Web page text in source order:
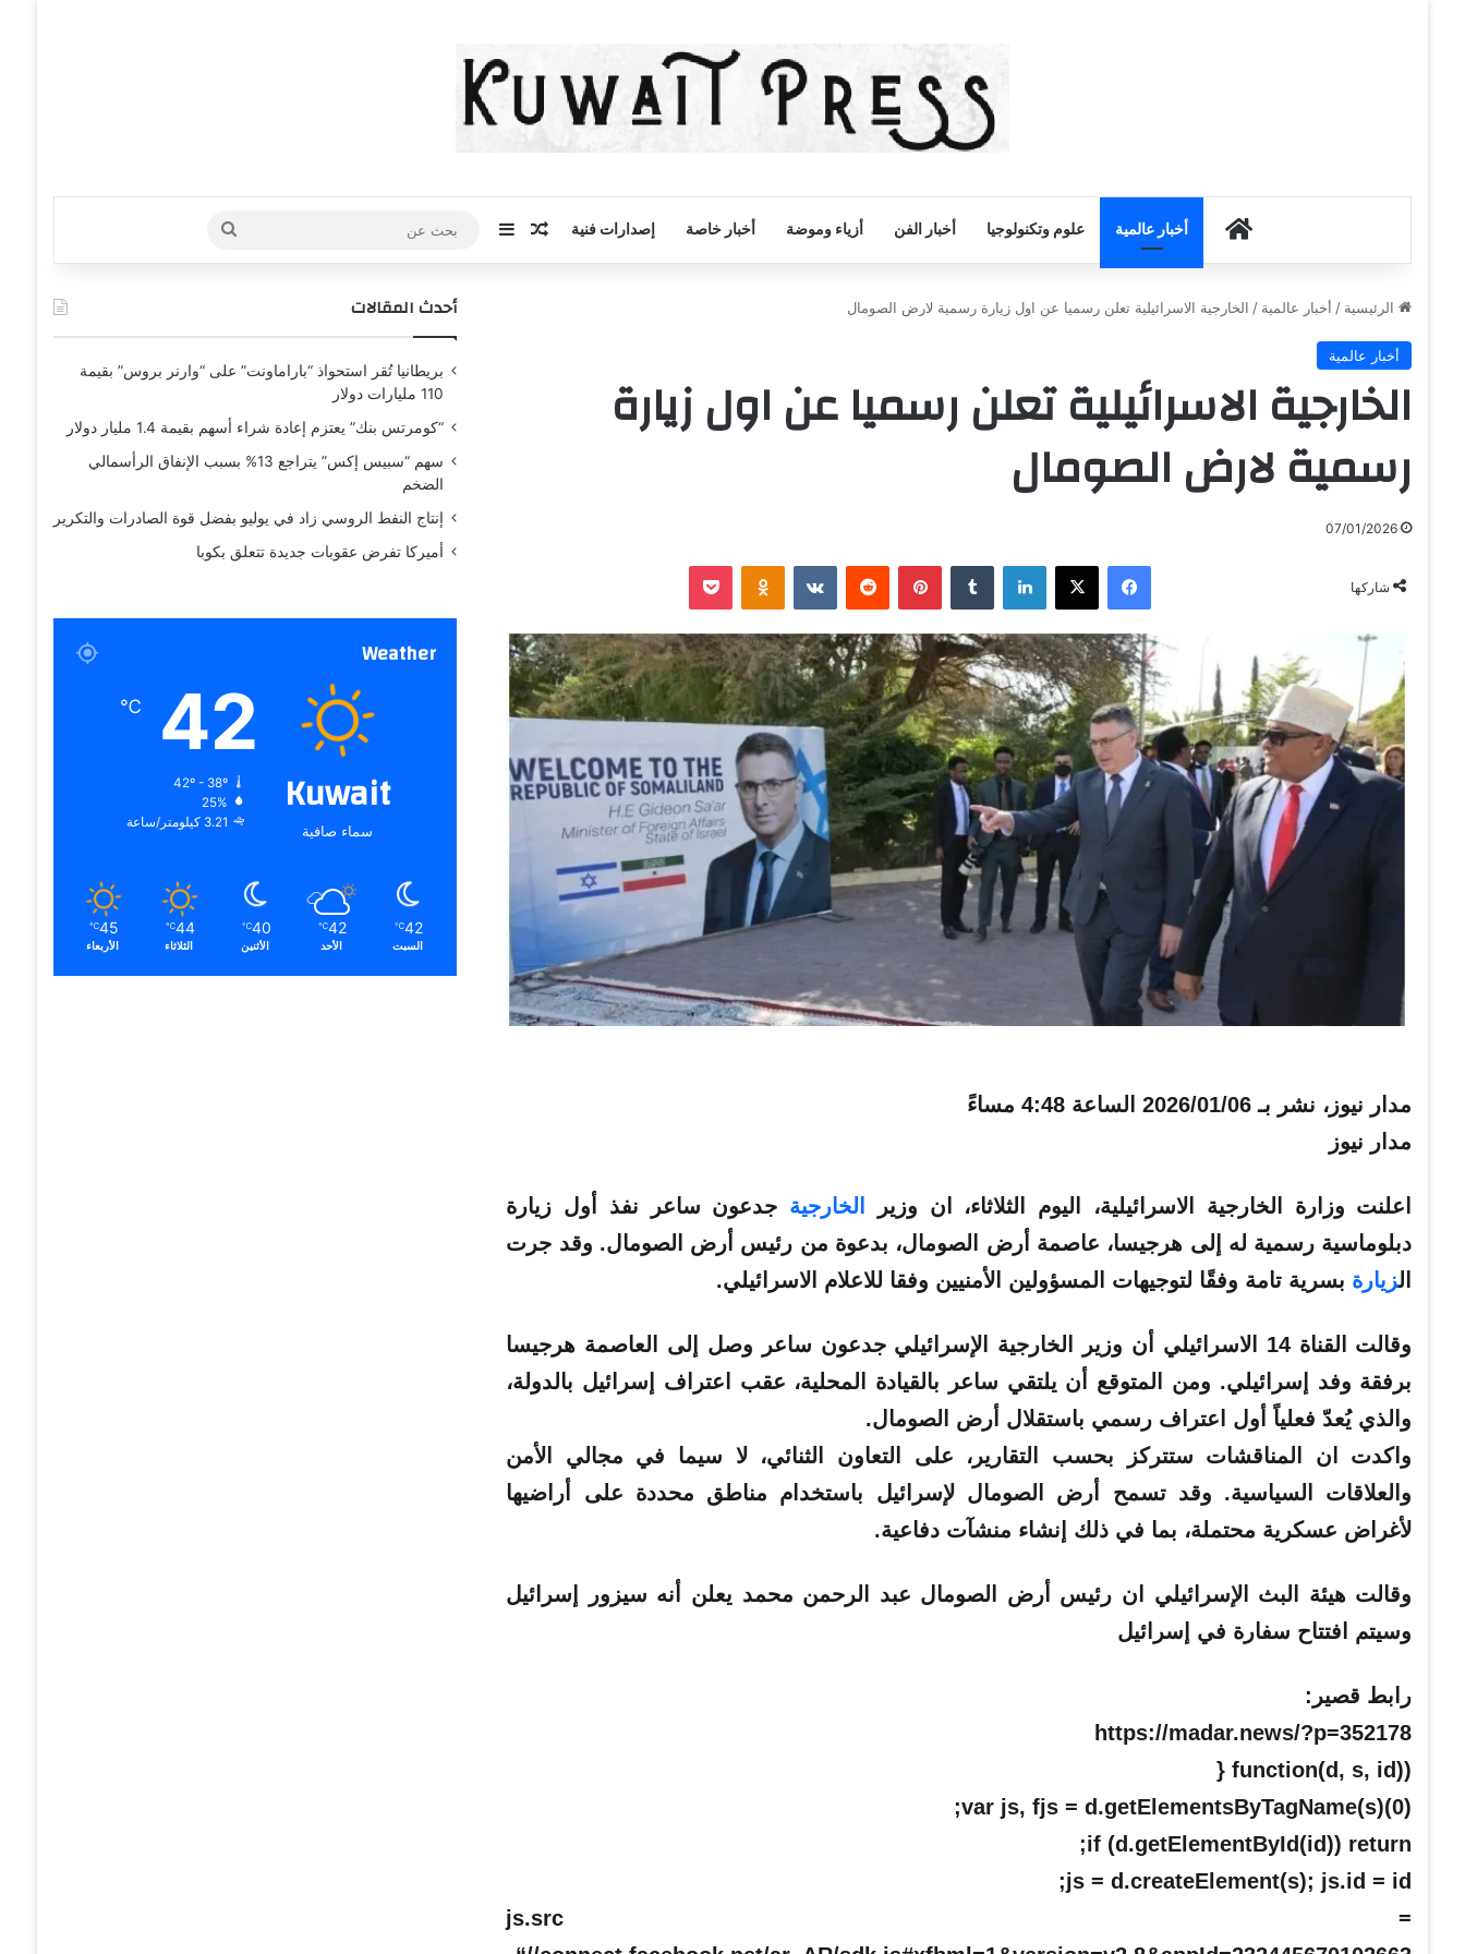
أخبار الكويت
أخبار عالمية علوم وتكنولوجيا أخبار الفن أزياء وموضة أخبار خاصة إصدارات فنية مقال عشوائي
إضافة عمود جانبي
بحث
عن
الرئيسية / أخبار عالمية / الخارجية الاسرائيلية تعلن رسميا عن اول زيارة رسمية لارض الصومال
أخبار عالمية
الخارجية الاسرائيلية تعلن رسميا عن اول زيارة
رسمية لارض الصومال
07/01/2026
شاركها
فيسبوك ‫X لينكدإن ‏Tumblr بينتيريست ‏Reddit
‏VKontakte
Odnoklassniki
‫Pocket
مدار نيوز، نشر بـ 2026/01/06 الساعة 4:48 مساءً
مدار نيوز
اعلنت وزارة الخارجية الاسرائيلية، اليوم الثلاثاء، ان وزير الخارجية جدعون ساعر نفذ أول زيارة
دبلوماسية رسمية له إلى هرجيسا، عاصمة أرض الصومال، بدعوة من رئيس أرض الصومال. وقد جرت
الزيارة بسرية تامة وفقًا لتوجيهات المسؤولين الأمنيين وفقا للاعلام الاسرائيلي.
وقالت القناة 14 الاسرائيلي أن وزير الخارجية الإسرائيلي جدعون ساعر وصل إلى العاصمة هرجيسا
برفقة وفد إسرائيلي. ومن المتوقع أن يلتقي ساعر بالقيادة المحلية، عقب اعتراف إسرائيل بالدولة،
والذي يُعدّ فعلياً أول اعتراف رسمي باستقلال أرض الصومال.
واكدت ان المناقشات ستتركز بحسب التقارير، على التعاون الثنائي، لا سيما في مجالي الأمن
والعلاقات السياسية. وقد تسمح أرض الصومال لإسرائيل باستخدام مناطق محددة على أراضيها
لأغراض عسكرية محتملة، بما في ذلك إنشاء منشآت دفاعية.
وقالت هيئة البث الإسرائيلي ان رئيس أرض الصومال عبد الرحمن محمد يعلن أنه سيزور إسرائيل
وسيتم افتتاح سفارة في إسرائيل
رابط قصير:
https://madar.news/?p=352178
(function(d, s, id) {
var js, fjs = d.getElementsByTagName(s)(0);
if (d.getElementById(id)) return;
js = d.createElement(s); js.id = id;
js.src =
أحدث المقالات
بريطانيا تُقر استحواذ “باراماونت” على “وارنر بروس” بقيمة
110 مليارات دولار
“كومرتس بنك” يعتزم إعادة شراء أسهم بقيمة 1.4 مليار دولار
سهم “سبيس إكس” يتراجع 13% بسبب الإنفاق الرأسمالي
الضخم
إنتاج النفط الروسي زاد في يوليو بفضل قوة الصادرات والتكرير
أميركا تفرض عقوبات جديدة تتعلق بكوبا
Weather
Kuwait
سماء صافية
42
℃
42º - 38º
25%
3.21 كيلومتر/ساعة
42
℃
السبت
42
℃
الأحد
40
℃
الأثنين
44
℃
الثلاثاء
45
℃
الأربعاء